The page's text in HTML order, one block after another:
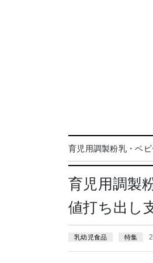
育児用調製粉乳・ベ
育児用調製
値打ち出し
乳幼児食品 特集